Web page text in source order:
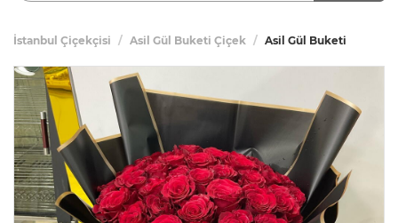
İstanbul Çiçekçisi Asil Gül Buketi Çiçek Asil Gül Buketi